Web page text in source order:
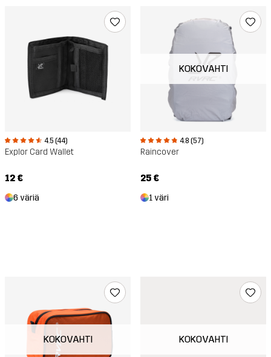
4.5 (44)
Explor Card Wallet
12 €
6 väriä
KOKOVAHTI
4.8 (57)
Raincover
25 €
1 väri
KOKOVAHTI KOKOVAHTI